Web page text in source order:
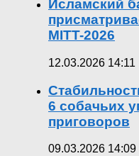
Исламский
MITT-2026
12.03.2026 14:11
6 собачьих
приговоров
09.03.2026 14:09